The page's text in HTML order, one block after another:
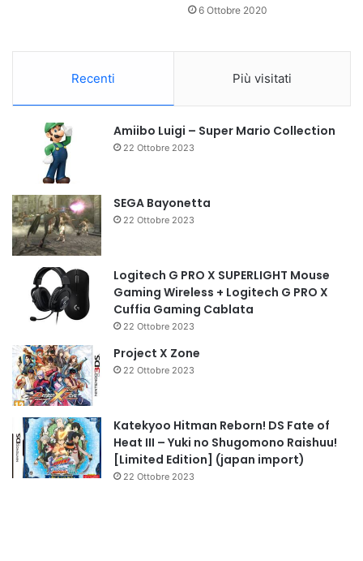
6 Ottobre 2020
Recenti Più visitati
Amiibo Luigi – Super Mario Collection
22 Ottobre 2023
SEGA Bayonetta
22 Ottobre 2023
Logitech G PRO X SUPERLIGHT Mouse
Gaming Wireless + Logitech G PRO X
Cuffia Gaming Cablata
22 Ottobre 2023
Project X Zone
22 Ottobre 2023
Katekyoo Hitman Reborn! DS Fate of
Heat III – Yuki no Shugomono Raishuu!
[Limited Edition] (japan import)
22 Ottobre 2023